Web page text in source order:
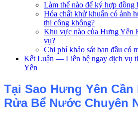
Làm thế nào để ký hợp đồng
Hóa chất khử khuẩn có ảnh
thi công không?
Khu vực nào của Hưng Yên
vụ?
Chi phí khảo sát ban đầu có
Kết Luận — Liên hệ ngay dịch vụ
Yên
Tại Sao Hưng Yên Cần
Rửa Bể Nước Chuyên